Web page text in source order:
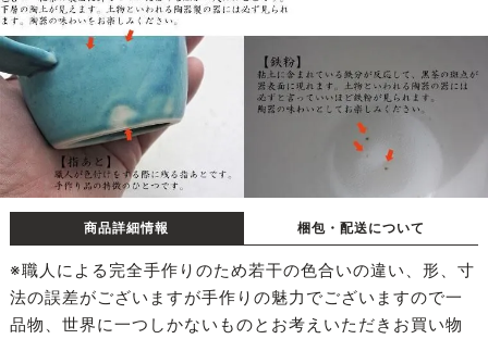
商品詳細情報 梱包・配送について
※職人による完全手作りのため若干の色合いの違い、形、寸
法の誤差がございますが手作りの魅力でございますので一
品物、世界に一つしかないものとお考えいただきお買い物